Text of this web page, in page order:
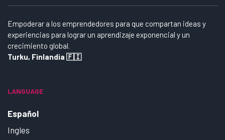
Empoderar a los emprendedores para que compartan ideas y
experiencias para lograr un aprendizaje exponencial y un
crecimiento global.
Turku, Finlandia 🇫🇮
LANGUAGE
Español
Ingles